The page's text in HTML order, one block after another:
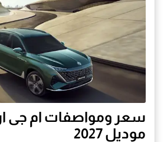
موديل 2027